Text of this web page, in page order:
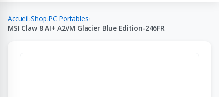
Accueil Shop PC Portables
MSI Claw 8 AI+ A2VM Glacier Blue Edition-246FR